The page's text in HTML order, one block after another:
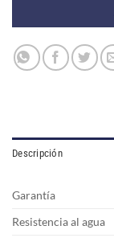
Descripción
Garantía
Resistencia al agua